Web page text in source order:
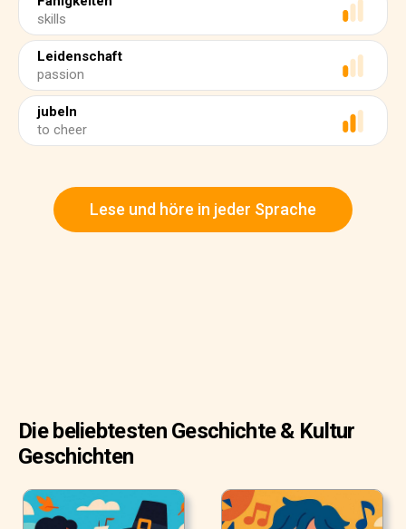
skills
Leidenschaft
passion
jubeln
to cheer
Lese und höre in jeder Sprache
Die beliebtesten Geschichte & Kultur
Geschichten